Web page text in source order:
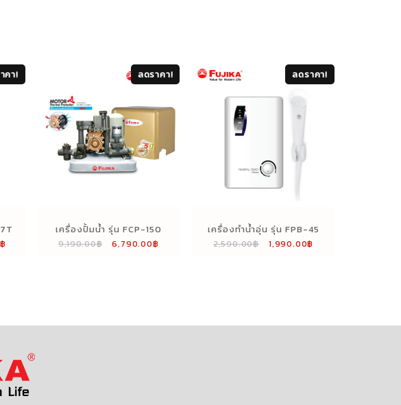
คา!
฿
ลดราคา!
เครื่องปั้มน้ำ รุ่น FCP-150
9,190.00฿
Original
6,790.00฿
ลดราคา!
เครื่องทำน้ำอุ่น รุ่น FPB-45
2,590.00฿
Original
1,990.00฿